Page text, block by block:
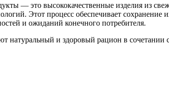
— это высококачественные изделия из
Этот процесс обеспечивает
и ожиданий конечного потребителя.
натуральный и здоровый рацион в сочетании